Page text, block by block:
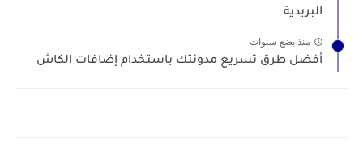
البريدية
منذ بضع سنوات
أفضل طرق تسريع مدونتك باستخدام إضافات الكاش